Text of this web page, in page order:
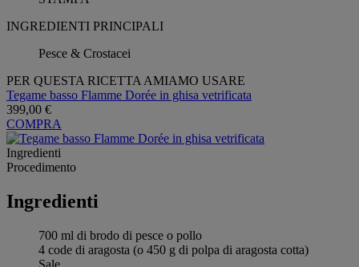
INGREDIENTI PRINCIPALI
Pesce & Crostacei
PER QUESTA RICETTA AMIAMO USARE
Tegame basso Flamme Dorée in ghisa vetrificata
399,00 €
COMPRA
Ingredienti
Procedimento
Ingredienti
700 ml di brodo di pesce o pollo
4 code di aragosta (o 450 g di polpa di aragosta cotta)
Sale